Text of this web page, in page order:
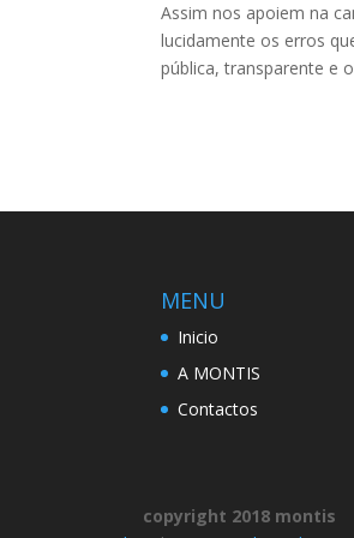
Assim nos apoiem na
lucidamente os erros
pública, transparente e
MENU
Inicio
A MONTIS
Contactos
copyright 2018 montis